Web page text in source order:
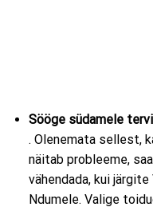
Sööge südamele
. Olenemata sellest,
näitab probleeme,
vähendada, kui
Ndumele. Valige